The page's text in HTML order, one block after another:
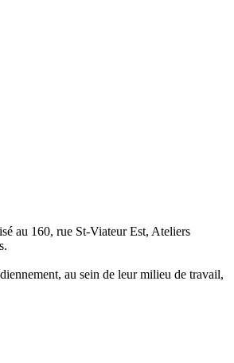
au 160, rue St-Viateur Est, Ateliers
au sein de leur milieu de travail,